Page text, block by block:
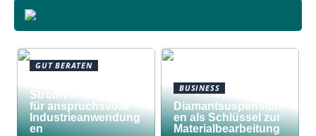
GUT BERATEN
Stromversorgungen
für anspruchsvolle
Industrieanwendung
en
BUSINESS
Diamantsuspension
en als Schlüssel zur
Materialbearbeitung